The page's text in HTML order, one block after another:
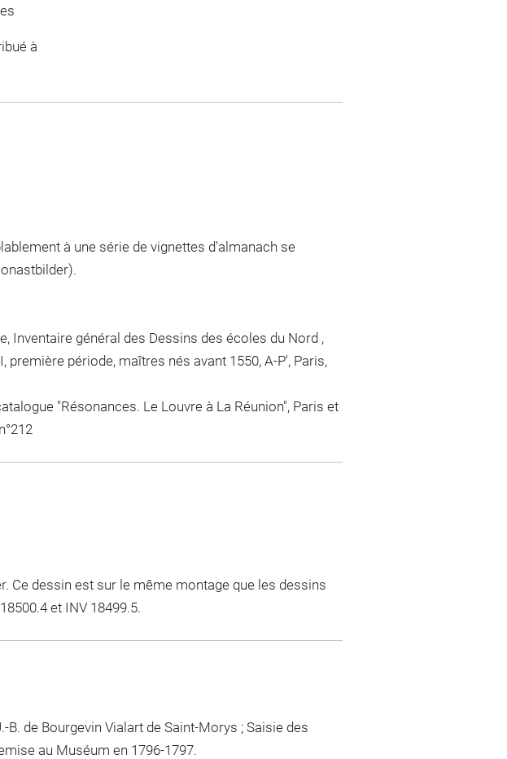
à
à une série de vignettes d'almanach se
Inventaire général des Dessins des écoles du Nord ,
première période, maîtres nés avant 1550, A-P', Paris,
"Résonances. Le Louvre à La Réunion", Paris et
Ce dessin est sur le même montage que les dessins
et INV 18499.5.
B. de Bourgevin Vialart de Saint-Morys ; Saisie des
au Muséum en 1796-1797.